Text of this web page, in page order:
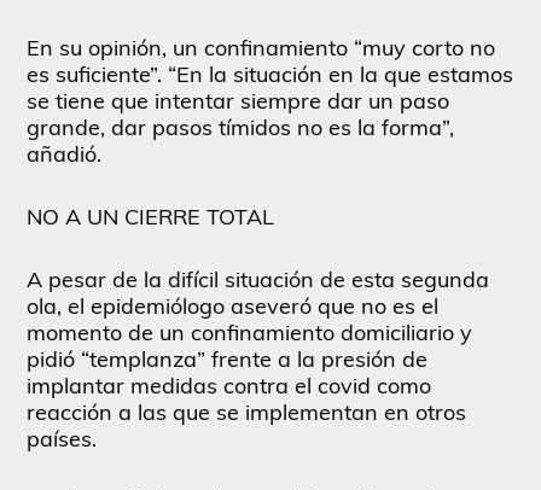
En su opinión, un confinamiento “muy corto no
es suficiente”. “En la situación en la que estamos
se tiene que intentar siempre dar un paso
grande, dar pasos tímidos no es la forma”,
añadió.
NO A UN CIERRE TOTAL
A pesar de la difícil situación de esta segunda
ola, el epidemiólogo aseveró que no es el
momento de un confinamiento domiciliario y
pidió “templanza” frente a la presión de
implantar medidas contra el covid como
reacción a las que se implementan en otros
países.